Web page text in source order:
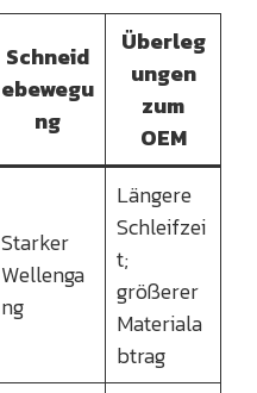
Schneid
ebewegu
ng
Überleg
ungen
zum
OEM
Starker
Wellenga
ng
Längere
Schleifzei
t;
größerer
Materiala
btrag